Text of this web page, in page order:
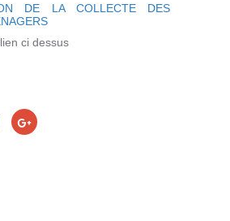
DE LA COLLECTE DES
ci dessus
partager
Cliquez
pour